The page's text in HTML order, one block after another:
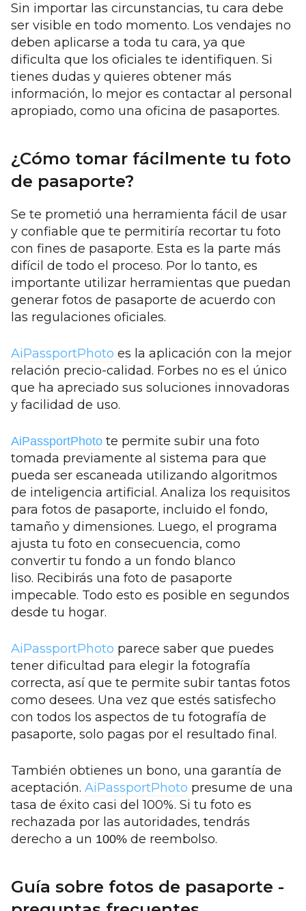
Sin importar las circunstancias, tu cara debe
ser visible en todo momento. Los vendajes no
deben aplicarse a toda tu cara, ya que
dificulta que los oficiales te identifiquen. Si
tienes dudas y quieres obtener más
información, lo mejor es contactar al personal
apropiado, como una oficina de pasaportes.
¿Cómo tomar fácilmente tu foto
de pasaporte?
Se te prometió una herramienta fácil de usar
y confiable que te permitiría recortar tu foto
con fines de pasaporte. Esta es la parte más
difícil de todo el proceso. Por lo tanto, es
importante utilizar herramientas que puedan
generar fotos de pasaporte de acuerdo con
las regulaciones oficiales.
AiPassportPhoto es la aplicación con la mejor
relación precio-calidad. Forbes no es el único
que ha apreciado sus soluciones innovadoras
y facilidad de uso.
AiPassportPhoto te permite subir una foto
tomada previamente al sistema para que
pueda ser escaneada utilizando algoritmos
de inteligencia artificial. Analiza los requisitos
para fotos de pasaporte, incluido el fondo,
tamaño y dimensiones. Luego, el programa
ajusta tu foto en consecuencia, como
convertir tu fondo a un fondo blanco
liso. Recibirás una foto de pasaporte
impecable. Todo esto es posible en segundos
desde tu hogar.
AiPassportPhoto parece saber que puedes
tener dificultad para elegir la fotografía
correcta, así que te permite subir tantas fotos
como desees. Una vez que estés satisfecho
con todos los aspectos de tu fotografía de
pasaporte, solo pagas por el resultado final.
También obtienes un bono, una garantía de
aceptación. AiPassportPhoto presume de una
tasa de éxito casi del 100%. Si tu foto es
rechazada por las autoridades, tendrás
derecho a un 100% de reembolso.
Guía sobre fotos de pasaporte -